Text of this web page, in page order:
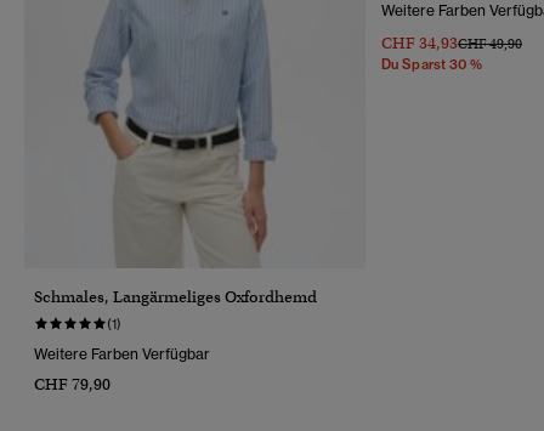
Schmales, Langärmeliges Oxfordhemd
(1)
Weitere Farben Verfügbar
CHF 79,90
Weitere Farben
CHF 34,93Preis Wurde
CHF 49,90Bis
Du Sparst 30 %